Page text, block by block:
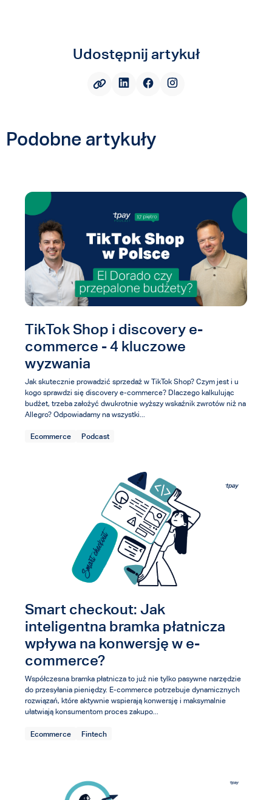
Udostępnij artykuł
Podobne artykuły
TikTok Shop i discovery e-
commerce - 4 kluczowe
wyzwania
Jak skutecznie prowadzić sprzedaż w TikTok Shop? Czym jest i u
kogo sprawdzi się discovery e-commerce? Dlaczego kalkulując
budżet, trzeba założyć dwukrotnie wyższy wskaźnik zwrotów niż na
Allegro? Odpowiadamy na wszystki...
Ecommerce Podcast
Smart checkout: Jak
inteligentna bramka płatnicza
wpływa na konwersję w e-
commerce?
Współczesna bramka płatnicza to już nie tylko pasywne narzędzie
do przesyłania pieniędzy. E-commerce potrzebuje dynamicznych
rozwiązań, które aktywnie wspierają konwersję i maksymalnie
ułatwiają konsumentom proces zakupo...
Ecommerce Fintech